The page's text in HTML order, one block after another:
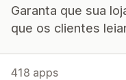
Garanta que sua
que os clientes
418 apps